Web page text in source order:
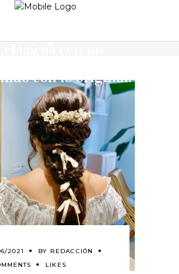
con un
con lo original.
2021 BY REDACCIÓN
LIKES